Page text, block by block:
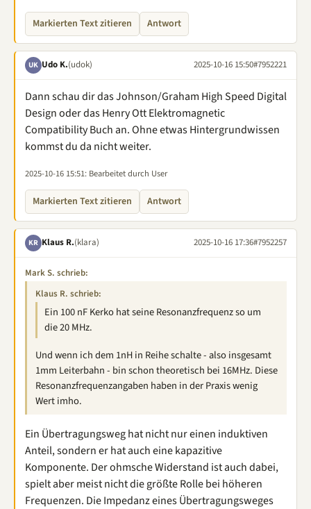
Markierten Text zitieren Antwort
UK Udo K.(udok) 2025-10-16 15:50#7952221
Dann schau dir das Johnson/Graham High Speed Digital
Design oder das Henry Ott Elektromagnetic
Compatibility Buch an. Ohne etwas Hintergrundwissen
kommst du da nicht weiter.
2025-10-16 15:51: Bearbeitet durch User
Markierten Text zitieren Antwort
KR Klaus R.(klara) 2025-10-16 17:36#7952257
Mark S. schrieb:
Klaus R. schrieb:
Ein 100 nF Kerko hat seine Resonanzfrequenz so um
die 20 MHz.
Und wenn ich dem 1nH in Reihe schalte - also insgesamt
1mm Leiterbahn - bin schon theoretisch bei 16MHz. Diese
Resonanzfrequenzangaben haben in der Praxis wenig
Wert imho.
Ein Übertragungsweg hat nicht nur einen induktiven
Anteil, sondern er hat auch eine kapazitive
Komponente. Der ohmsche Widerstand ist auch dabei,
spielt aber meist nicht die größte Rolle bei höheren
Frequenzen. Die Impedanz eines Übertragungsweges